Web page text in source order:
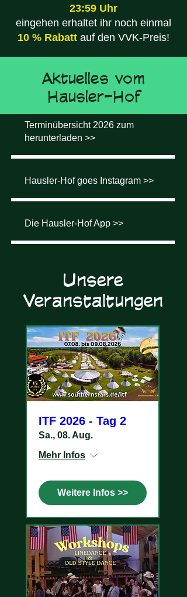
23:59 Uhr
eingehen erhaltet ihr noch einmal
10 % Rabatt auf den VVK-Preis!
Aktuelles vom
Hausler-Hof
Terminübersicht 2026 zum
herunterladen >>
Hausler-Hof goes Instagram >>
Die Hausler-Hof App >>
Unsere
Veranstaltungen
ITF 2026 - Tag 2
Sa., 08. Aug.
Mehr Infos
Weitere Infos >>